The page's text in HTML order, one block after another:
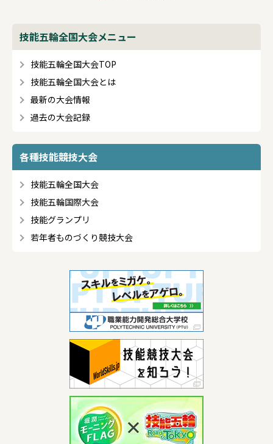
技能五輪全国大会メニュー
技能五輪全国大会TOP
技能五輪全国大会とは
最新の大会情報
過去の大会記録
各種技能競技大会
技能五輪全国大会
技能五輪国際大会
技能グランプリ
若年者ものづくり競技大会